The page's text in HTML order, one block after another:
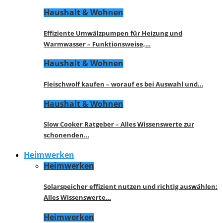
Haushalt & Wohnen
Effiziente Umwälzpumpen für Heizung und
Warmwasser – Funktionsweise,…
Haushalt & Wohnen
Fleischwolf kaufen – worauf es bei Auswahl und…
Haushalt & Wohnen
Slow Cooker Ratgeber – Alles Wissenswerte zur
schonenden…
Heimwerken
Heimwerken
Solarspeicher effizient nutzen und richtig auswählen:
Alles Wissenswerte…
Heimwerken